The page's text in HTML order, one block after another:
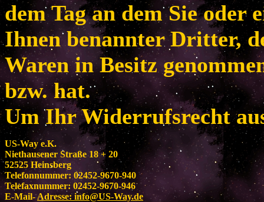
dem Tag an dem Sie oder
Ihnen benannter Dritter,
Waren in Besitz
bzw. hat.
Um Ihr Widerrufsrecht
US-Way e.K.
Niethausener Straße 18 + 20
52525 Heinsberg
Telefonnummer: 02452-9670-940
Telefaxnummer: 02452-9670-946
E-Mail-Adresse:info@US-Way.de